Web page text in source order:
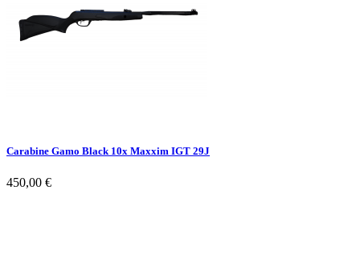
Carabine Gamo Black 10x Maxxim IGT 29J
450,00 €